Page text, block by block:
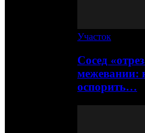
Участок
Сосед
межевании:
оспорить…